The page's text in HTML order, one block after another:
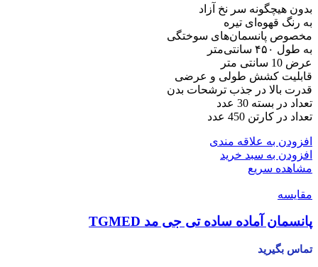
بدون هیچگونه سر نخ آزاد
به رنگ قهوه‌ای تیره
مخصوص پانسمان‌های سوختگی
به طول ۴۵۰ سانتی‌متر
عرض 10 سانتی متر
قابلیت کشش طولی و عرضی
قدرت بالا در جذب ترشحات بدن
تعداد در بسته 30 عدد
تعداد در کارتن 450 عدد
افزودن به علاقه مندی
افزودن به سبد خرید
مشاهده سریع
مقایسه
پانسمان آماده ساده تی جی مد TGMED
تماس بگیرید